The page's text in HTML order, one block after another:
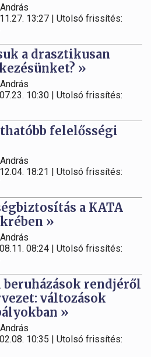
13:27 | Utolsó frissítés:
a drasztikusan
»
10:30 | Utolsó frissítés:
felelősségi
18:21 | Utolsó frissítés:
a KATA
»
08:24 | Utolsó frissítés:
rendjéről
változások
»
10:35 | Utolsó frissítés: